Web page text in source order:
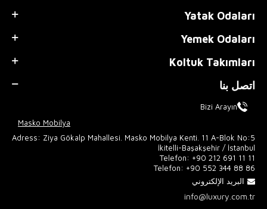
Yatak Odaları
Yemek Odaları
Koltuk Takımları
اتصل بنا
Bizi Arayın
Masko Mobilya
Adress: Ziya Gökalp Mahallesi. Masko Mobilya Kenti. 11 A-Blok No:5
İkitelli-Başakşehir / İstanbul
Telefon: +90 212 691 11 11
Telefon: +90 552 344 88 86
البريد الإلكتروني
info@luxury.com.tr